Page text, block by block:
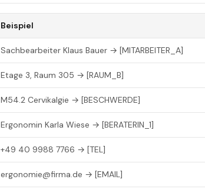
Beispiel
Sachbearbeiter Klaus Bauer → [MITARBEITER_A]
Etage 3, Raum 305 → [RAUM_B]
M54.2 Cervikalgie → [BESCHWERDE]
Ergonomin Karla Wiese → [BERATERIN_1]
+49 40 9988 7766 → [TEL]
ergonomie@firma.de → [EMAIL]